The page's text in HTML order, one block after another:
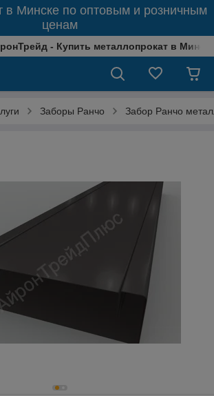
в Минске по оптовым и розничным
ценам
- Купить металлопрокат в
Заборы Ранчо Забор Ранчо